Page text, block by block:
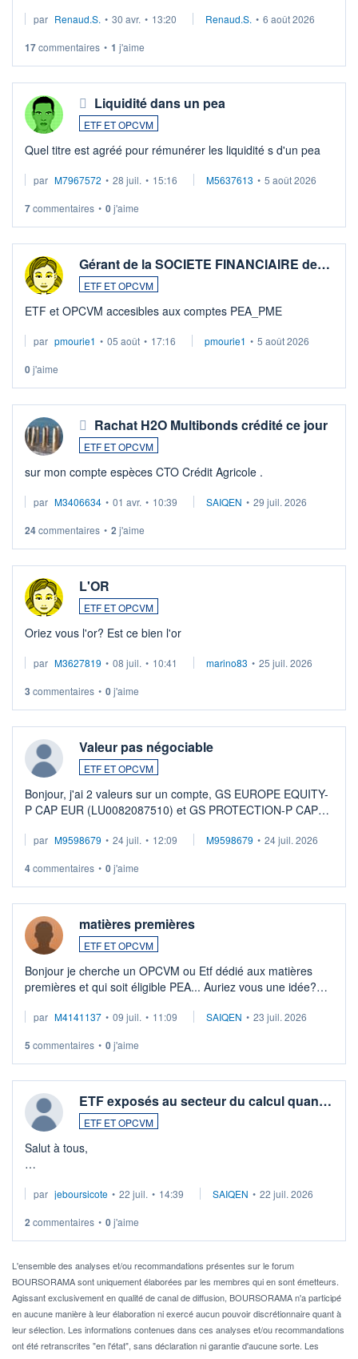
Investissement long terme tip top pour sa retraite.
par Renaud.S. • 30 avr. • 13:20 Renaud.S. • 6 août 2026
17commentaires • 1 j'aime
Liquidité dans un pea
ETF ET OPCVM
Quel titre est agréé pour rémunérer les liquidité s d'un pea
par M7967572 • 28 juil. • 15:16 M5637613 • 5 août 2026
7commentaires • 0j'aime
Gérant de la SOCIETE FINANCIAIRE de…
ETF ET OPCVM
ETF et OPCVM accesibles aux comptes PEA_PME
par pmourie1 • 05 août • 17:16 pmourie1 • 5 août 2026
0j'aime
Rachat H2O Multibonds crédité ce jour
ETF ET OPCVM
sur mon compte espèces CTO Crédit Agricole .
par M3406634 • 01 avr. • 10:39 SAIQEN • 29 juil. 2026
24commentaires • 2 j'aime
L'OR
ETF ET OPCVM
Oriez vous l'or? Est ce bien l'or
par M3627819 • 08 juil. • 10:41 marino83 • 25 juil. 2026
3 commentaires • 0j'aime
Valeur pas négociable
ETF ET OPCVM
Bonjour, j'ai 2 valeurs sur un compte, GS EUROPE EQUITY-
P CAP EUR (LU0082087510) et GS PROTECTION-P CAP
veux procéder à la vente, on me signale ...
par M9598679 • 24 juil. • 12:09 M9598679 • 24 juil. 2026
4commentaires • 0j'aime
matières premières
ETF ET OPCVM
Bonjour je cherche un OPCVM ou Etf dédié aux matières
premières et qui soit éligible PEA... Auriez vous une idée?
par M4141137 • 09 juil. • 11:09 SAIQEN • 23 juil. 2026
5 commentaires • 0j'aime
ETF exposés au secteur du calcul quan…
ETF ET OPCVM
Salut à tous,
via un ETF plutôt que des actions individuelles.
Idéalement, je voudrais qu'il soit éligible au PEA.
Pour l' ...
par jeboursicote • 22 juil. • 14:39 SAIQEN • 22 juil. 2026
2 commentaires • 0j'aime
L'ensemble des analyses et/ou recommandations présentes sur le forum
BOURSORAMA sont uniquement élaborées par les membres qui en sont émetteurs.
Agissant exclusivement en qualité de canal de diffusion, BOURSORAMA n'a participé
en aucune manière à leur élaboration ni exercé aucun pouvoir discrétionnaire quant à
leur sélection. Les informations contenues dans ces analyses et/ou recommandations
ont été retranscrites "en l'état", sans déclaration ni garantie d'aucune sorte. Les